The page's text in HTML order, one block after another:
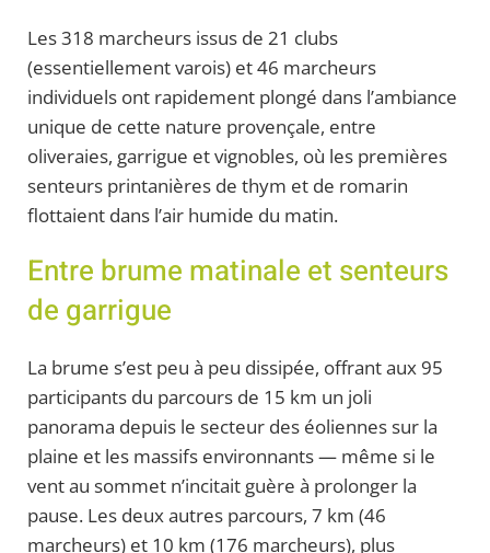
Les 318 marcheurs issus de 21 clubs
(essentiellement varois) et 46 marcheurs
individuels ont rapidement plongé dans l’ambiance
unique de cette nature provençale, entre
oliveraies, garrigue et vignobles, où les premières
senteurs printanières de thym et de romarin
flottaient dans l’air humide du matin.
Entre brume matinale et senteurs
de garrigue
La brume s’est peu à peu dissipée, offrant aux 95
participants du parcours de 15 km un joli
panorama depuis le secteur des éoliennes sur la
plaine et les massifs environnants — même si le
vent au sommet n’incitait guère à prolonger la
pause. Les deux autres parcours, 7 km (46
marcheurs) et 10 km (176 marcheurs), plus